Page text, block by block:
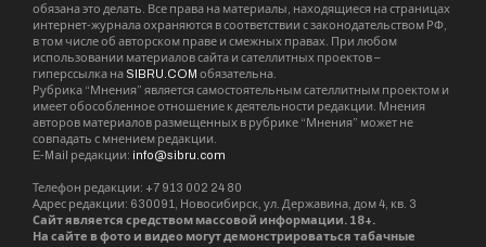
обязана это делать. Все права на материалы, находящиеся на страницах
интернет-журнала охраняются в соответствии с законодательством РФ,
в том числе об авторском праве и смежных правах. При любом
использовании материалов сайта и сателлитных проектов –
гиперссылка на SIBRU.COM обязательна.
Рубрика “Мнения” является самостоятельным сателлитным проектом и
имеет обособленное отношение к деятельности редакции. Мнения
авторов материалов размещенных в рубрике “Мнения” может не
совпадать с мнением редакции.
E-Mail редакции: info@sibru.com
Телефон редакции: +7 913 002 24 80
Адрес редакции: 630091, Новосибирск, ул. Державина, дом 4, кв. 3
Сайт является средством массовой информации. 18+.
На сайте в фото и видео могут демонстрироваться табачные